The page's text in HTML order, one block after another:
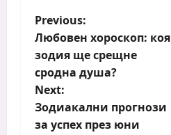
P
o
s
t
n
a
Previous:
Любовен хороскоп: коя
зодия ще срещне
сродна душа?
Next:
Зодиакални прогнози
за успех през юни